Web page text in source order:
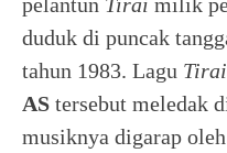
duduk di puncak
tahun 1983. Lagu Tirai
AS tersebut meledak
musiknya digarap